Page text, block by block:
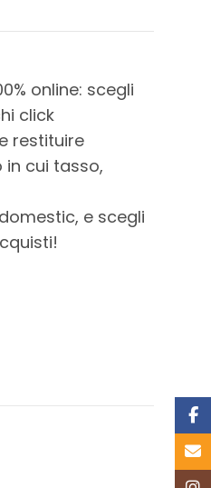
online: scegli
click
restituire
cui tasso,
e scegli
Email